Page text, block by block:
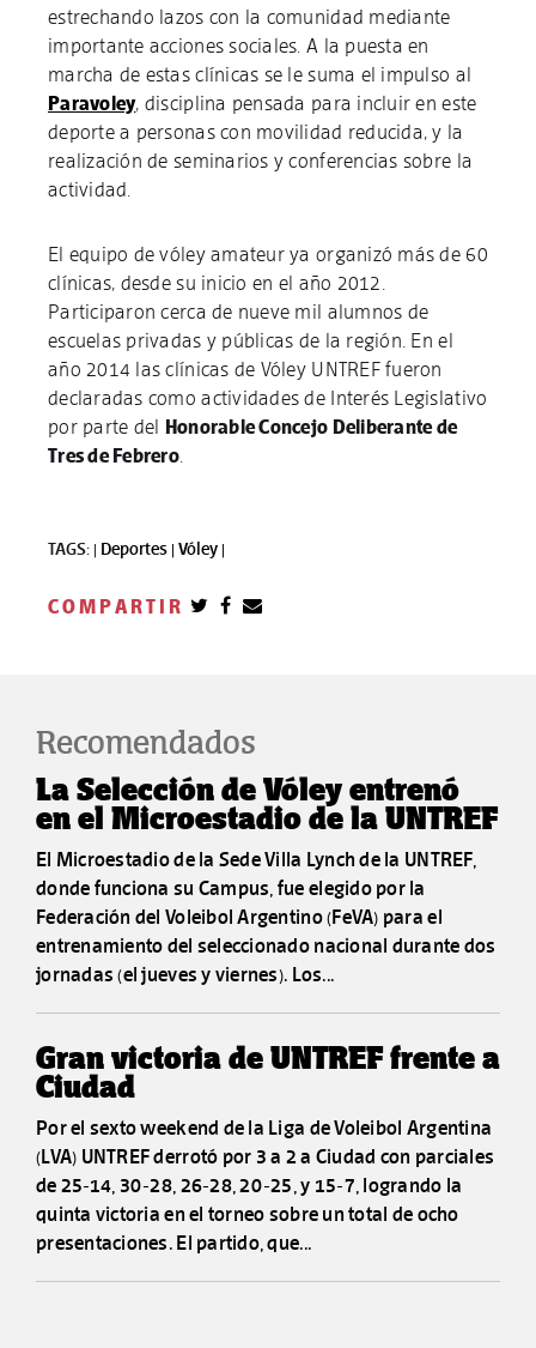
estrechando lazos con la comunidad mediante
importante acciones sociales. A la puesta en
marcha de estas clínicas se le suma el impulso al
Paravoley, disciplina pensada para incluir en este
deporte a personas con movilidad reducida, y la
realización de seminarios y conferencias sobre la
actividad.
El equipo de vóley amateur ya organizó más de 60
clínicas, desde su inicio en el año 2012.
Participaron cerca de nueve mil alumnos de
escuelas privadas y públicas de la región. En el
año 2014 las clínicas de Vóley UNTREF fueron
declaradas como actividades de Interés Legislativo
por parte del Honorable Concejo Deliberante de
Tres de Febrero
TAGS: | Deportes | Vóley |
COMPARTIR
Recomendados
La Selección de Vóley entrenó
en el Microestadio de la UNTREF
El Microestadio de la Sede Villa Lynch de la UNTREF,
donde funciona su Campus, fue elegido por la
Federación del Voleibol Argentino (FeVA) para el
entrenamiento del seleccionado nacional durante dos
jornadas (el jueves y viernes). Los...
Gran victoria de UNTREF frente a
Ciudad
Por el sexto weekend de la Liga de Voleibol Argentina
(LVA) UNTREF derrotó por 3 a 2 a Ciudad con parciales
de 25-14, 30-28, 26-28, 20-25, y 15-7, logrando la
quinta victoria en el torneo sobre un total de ocho
presentaciones. El partido, que...